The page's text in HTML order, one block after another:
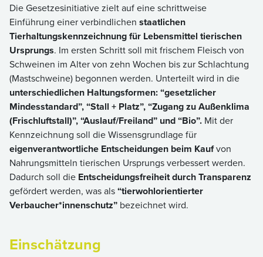
Die Gesetzesinitiative zielt auf eine schrittweise
Einführung einer verbindlichen staatlichen
Tierhaltungskennzeichnung für Lebensmittel tierischen
Ursprungs. Im ersten Schritt soll mit frischem Fleisch von
Schweinen im Alter von zehn Wochen bis zur Schlachtung
(Mastschweine) begonnen werden. Unterteilt wird in die
unterschiedlichen Haltungsformen: “gesetzlicher
Mindesstandard”, “Stall + Platz”, “Zugang zu Außenklima
(Frischluftstall)”, “Auslauf/Freiland” und “Bio”. Mit der
Kennzeichnung soll die Wissensgrundlage für
eigenverantwortliche Entscheidungen beim Kaufvon
Nahrungsmitteln tierischen Ursprungs verbessert werden.
Dadurch soll die Entscheidungsfreiheit durch Transparenz
gefördert werden, was als“tierwohlorientierter
Verbaucher*innenschutz” bezeichnet wird.
Einschätzung